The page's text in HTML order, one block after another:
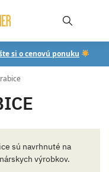
si o cenovú ponuku
sú navrhnuté na
výrobkov.